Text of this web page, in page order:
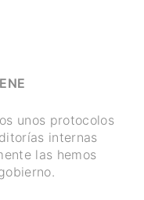
unos protocolos
internas
las hemos